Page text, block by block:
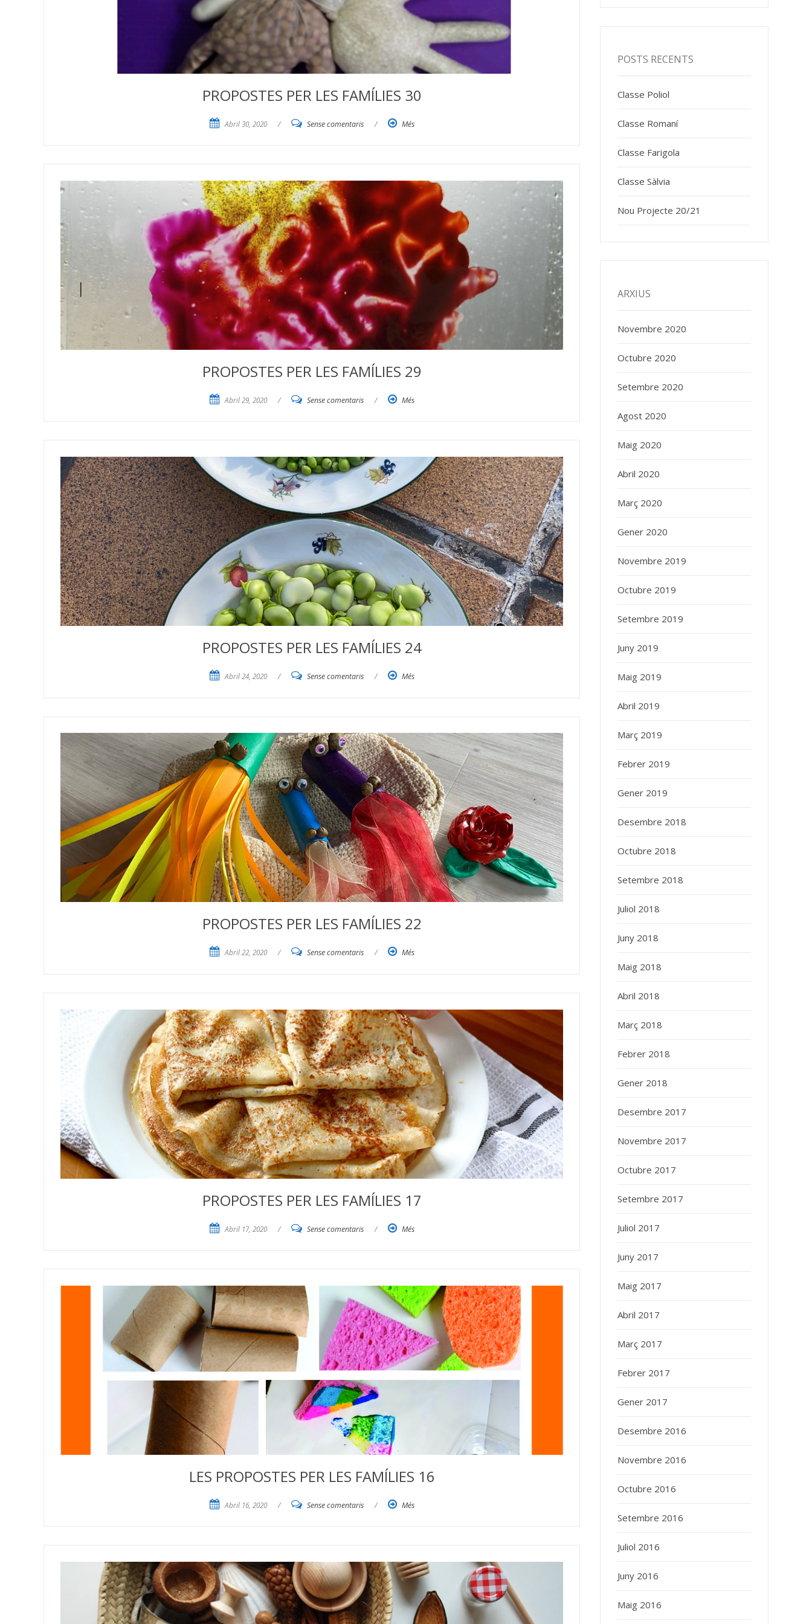
PROPOSTES PER LES FAMÍLIES 30
Abril 30, 2020 / Sense comentaris / Més
PROPOSTES PER LES FAMÍLIES 29
Abril 29, 2020 / Sense comentaris / Més
PROPOSTES PER LES FAMÍLIES 24
Abril 24, 2020 / Sense comentaris / Més
PROPOSTES PER LES FAMÍLIES 22
Abril 22, 2020 / Sense comentaris / Més
PROPOSTES PER LES FAMÍLIES 17
Abril 17, 2020 / Sense comentaris / Més
LES PROPOSTES PER LES FAMÍLIES 16
Abril 16, 2020 / Sense comentaris / Més
POSTS RECENTS
Classe Poliol
Classe Romaní
Classe Farigola
Classe Sàlvia
Nou Projecte 20/21
ARXIUS
Novembre 2020
Octubre 2020
Setembre 2020
Agost 2020
Maig 2020
Abril 2020
Març 2020
Gener 2020
Novembre 2019
Octubre 2019
Setembre 2019
Juny 2019
Maig 2019
Abril 2019
Març 2019
Febrer 2019
Gener 2019
Desembre 2018
Octubre 2018
Setembre 2018
Juliol 2018
Juny 2018
Maig 2018
Abril 2018
Març 2018
Febrer 2018
Gener 2018
Desembre 2017
Novembre 2017
Octubre 2017
Setembre 2017
Juliol 2017
Juny 2017
Maig 2017
Abril 2017
Març 2017
Febrer 2017
Gener 2017
Desembre 2016
Novembre 2016
Octubre 2016
Setembre 2016
Juliol 2016
Juny 2016
Maig 2016